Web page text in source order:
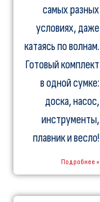
самых разных
условиях, даже
катаясь по волнам.
Готовый комплект
в одной сумке:
доска, насос,
инструменты,
плавник и весло!
Подробнее »